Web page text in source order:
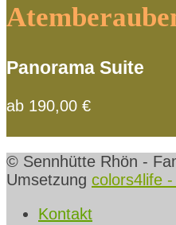
Panorama Suite
ab 190,00 €
© Sennhütte Rhön -
Umsetzung colors4life
Kontakt